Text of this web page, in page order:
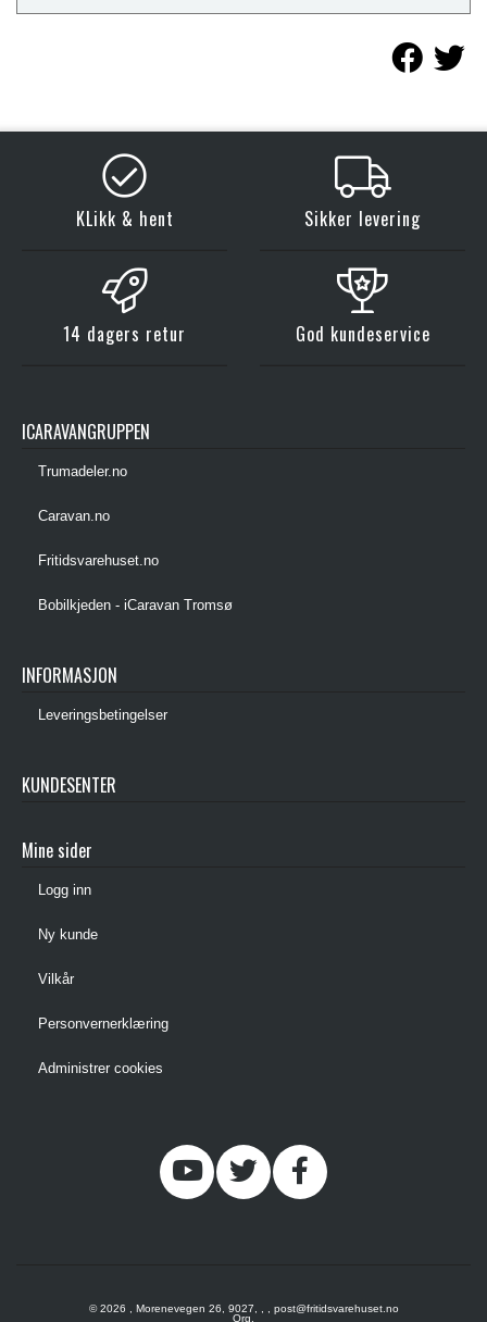
KLikk & hent Sikker levering
14 dagers retur God kundeservice
ICARAVANGRUPPEN
Trumadeler.no
Caravan.no
Fritidsvarehuset.no
Bobilkjeden - iCaravan Tromsø
INFORMASJON
Leveringsbetingelser
KUNDESENTER
Mine sider
Logg inn
Ny kunde
Vilkår
Personvernerklæring
Administrer cookies
© 2026 , Morenevegen 26, 9027, , , post@fritidsvarehuset.no
Org.